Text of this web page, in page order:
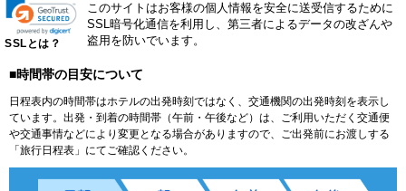
SSLとは？
このサイトはお客様の個人情報を安全に送受信するために
SSL暗号化通信を利用し、第三者によるデータの改ざんや
盗用を防いでいます。
■時間帯の目安について
日程表内の時間帯はホテルの出発時刻ではなく、交通機関の出発時刻を表示し
ています。出発・到着の時間帯（午前・午後など）は、ご利用いただく交通便
や交通事情などにより変更となる場合がありますので、ご出発前にお渡しする
「旅行日程表」にてご確認ください。